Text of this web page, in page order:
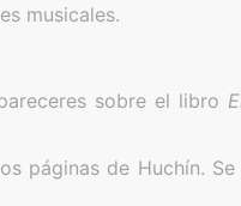
musicales.
sobre el libro
páginas de Huchín.